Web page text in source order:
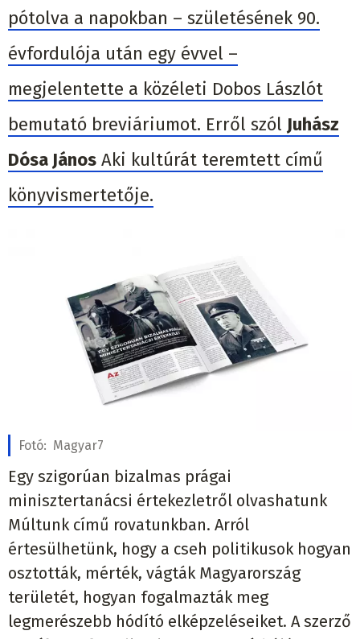
pótolva a napokban – születésének 90.
évfordulója után egy évvel –
megjelentette a közéleti Dobos Lászlót
bemutató breviáriumot. Erről szól Juhász
Dósa János Aki kultúrát teremtett című
könyvismertetője.
Fotó: Magyar7
Egy szigorúan bizalmas prágai
minisztertanácsi értekezletről olvashatunk
Múltunk című rovatunkban. Arról
értesülhetünk, hogy a cseh politikusok hogyan
osztották, mérték, vágták Magyarország
területét, hogyan fogalmazták meg
legmerészebb hódító elképzeléseiket. A szerző